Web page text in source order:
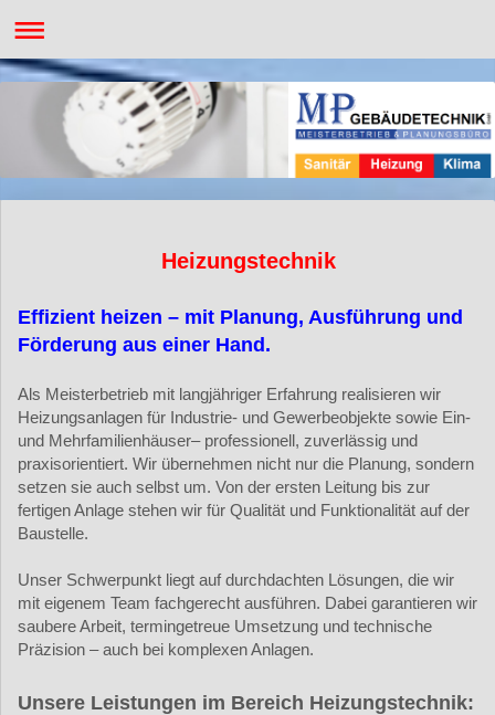
Heizungstechnik
Effizient heizen – mit Planung, Ausführung und
Förderung aus einer Hand.
Als Meisterbetrieb mit langjähriger Erfahrung realisieren wir
Heizungsanlagen für Industrie- und Gewerbeobjekte sowie Ein-
und Mehrfamilienhäuser– professionell, zuverlässig und
praxisorientiert. Wir übernehmen nicht nur die Planung, sondern
setzen sie auch selbst um. Von der ersten Leitung bis zur
fertigen Anlage stehen wir für Qualität und Funktionalität auf der
Baustelle.
Unser Schwerpunkt liegt auf durchdachten Lösungen, die wir
mit eigenem Team fachgerecht ausführen. Dabei garantieren wir
saubere Arbeit, termingetreue Umsetzung und technische
Präzision – auch bei komplexen Anlagen.
Unsere Leistungen im Bereich Heizungstechnik: